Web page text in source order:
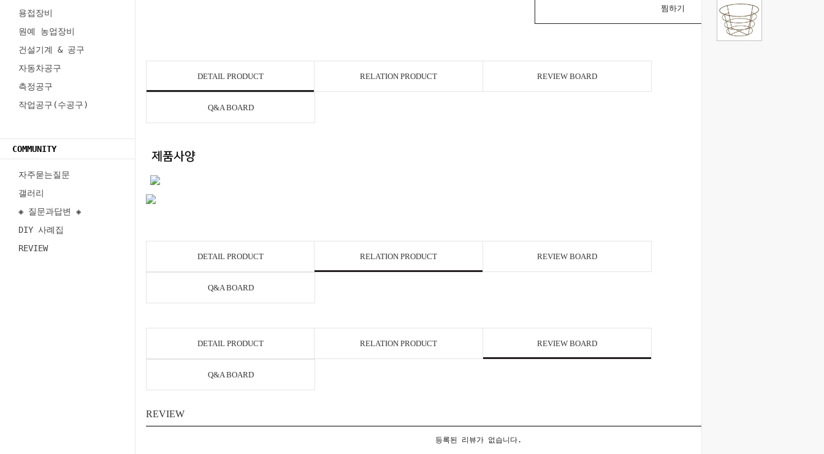
용접장비
원예 농업장비
건설기계 & 공구
자동차공구
측정공구
작업공구(수공구)
COMMUNITY
자주묻는질문
갤러리
◈ 질문과답변 ◈
DIY 사례집
REVIEW
찜하기
DETAIL PRODUCT RELATION PRODUCT REVIEW BOARD
Q&A BOARD
DETAIL PRODUCT RELATION PRODUCT REVIEW BOARD
Q&A BOARD
DETAIL PRODUCT RELATION PRODUCT REVIEW BOARD
Q&A BOARD
REVIEW
등록된 리뷰가 없습니다.